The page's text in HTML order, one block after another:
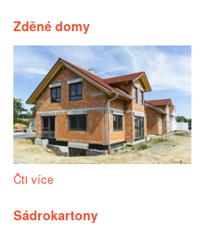
Zděné domy
Čti více
Sádrokartony